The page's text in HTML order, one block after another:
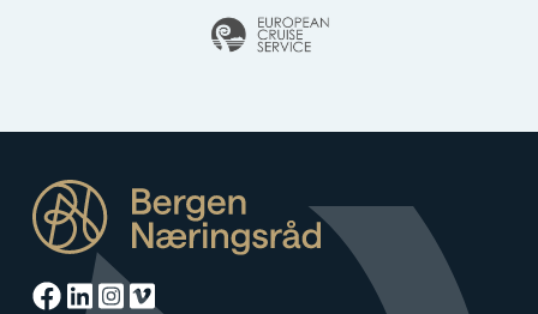
Facebook
Linkedin
Instagram
Vimeo